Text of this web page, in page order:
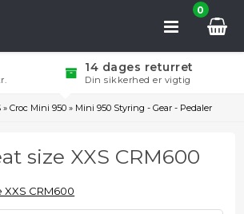
0
14 dages returret
Din sikkerhed er vigtig
»Croc Mini 950 » Mini 950 Styring - Gear - Pedaler
size XXS CRM600